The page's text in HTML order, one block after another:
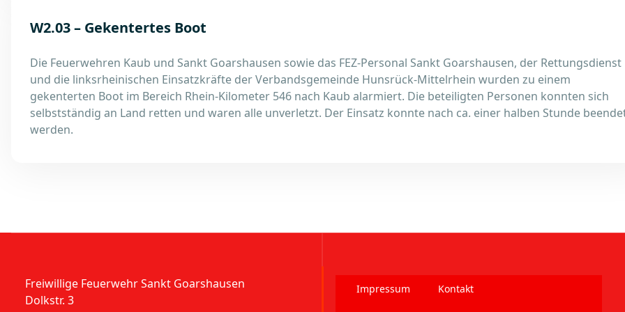
W2.03 – Gekentertes Boot
Die Feuerwehren Kaub und Sankt Goarshausen sowie das FEZ-Personal Sankt Goarshausen, der Rettungsdienst
und die linksrheinischen Einsatzkräfte der Verbandsgemeinde Hunsrück-Mittelrhein wurden zu einem
gekenterten Boot im Bereich Rhein-Kilometer 546 nach Kaub alarmiert. Die beteiligten Personen konnten sich
selbstständig an Land retten und waren alle unverletzt. Der Einsatz konnte nach ca. einer halben Stunde
werden.
Freiwillige Feuerwehr Sankt Goarshausen
Dolkstr. 3
Impressum Kontakt